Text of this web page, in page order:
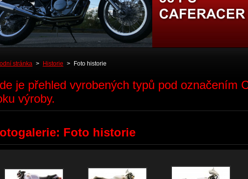
stránka > Historie > Foto historie
je přehled vyrobených typů pod označením
výroby.
Foto historie